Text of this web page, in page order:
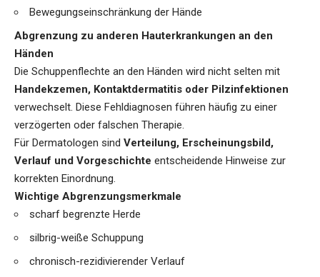
Bewegungseinschränkung der Hände
Abgrenzung zu anderen Hauterkrankungen an den
Händen
Die Schuppenflechte an den Händen wird nicht selten mit
Handekzemen, Kontaktdermatitis oder Pilzinfektionen
verwechselt. Diese Fehldiagnosen führen häufig zu einer
verzögerten oder falschen Therapie.
Für Dermatologen sind Verteilung, Erscheinungsbild,
Verlauf und Vorgeschichte entscheidende Hinweise zur
korrekten Einordnung.
Wichtige Abgrenzungsmerkmale
scharf begrenzte Herde
silbrig-weiße Schuppung
chronisch-rezidivierender Verlauf